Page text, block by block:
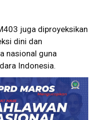
juga diproyeksikan
dini dan
nasional guna
Indonesia.